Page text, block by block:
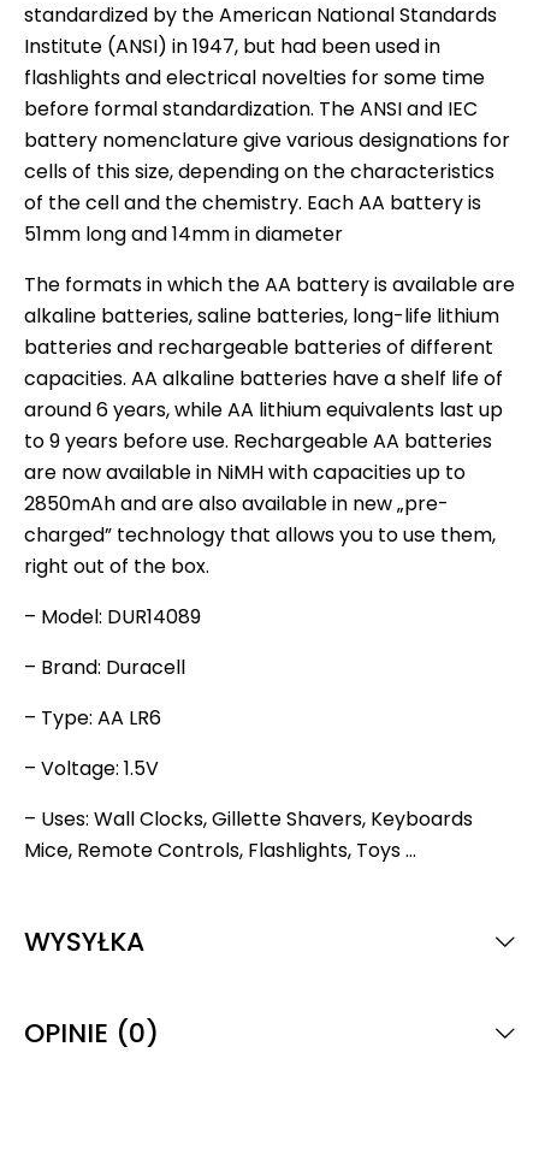
standardized by the American National Standards
Institute (ANSI) in 1947, but had been used in
flashlights and electrical novelties for some time
before formal standardization. The ANSI and IEC
battery nomenclature give various designations for
cells of this size, depending on the characteristics
of the cell and the chemistry. Each AA battery is
51mm long and 14mm in diameter
The formats in which the AA battery is available are
alkaline batteries, saline batteries, long-life lithium
batteries and rechargeable batteries of different
capacities. AA alkaline batteries have a shelf life of
around 6 years, while AA lithium equivalents last up
to 9 years before use. Rechargeable AA batteries
are now available in NiMH with capacities up to
2850mAh and are also available in new „pre-
charged” technology that allows you to use them,
right out of the box.
– Model: DUR14089
– Brand: Duracell
– Type: AA LR6
– Voltage: 1.5V
– Uses: Wall Clocks, Gillette Shavers, Keyboards
Mice, Remote Controls, Flashlights, Toys …
WYSYŁKA
OPINIE (0)